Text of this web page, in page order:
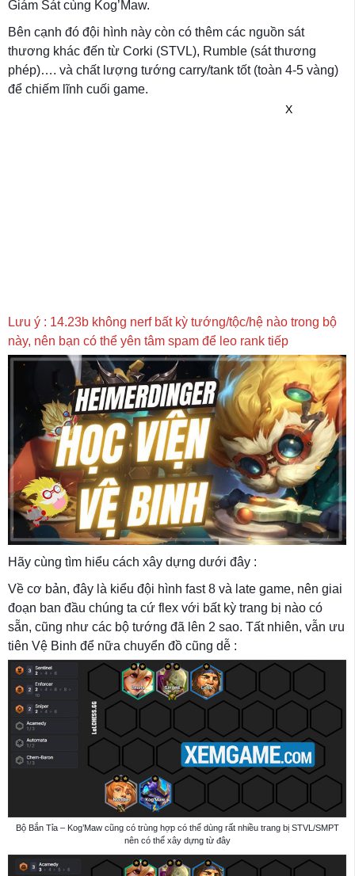
Giám Sát cùng Kog’Maw.
Bên cạnh đó đội hình này còn có thêm các nguồn sát
thương khác đến từ Corki (STVL), Rumble (sát thương
phép)…. và chất lượng tướng carry/tank tốt (toàn 4-5 vàng)
để chiếm lĩnh cuối game.
X
Lưu ý : 14.23b không nerf bất kỳ tướng/tộc/hệ nào trong bộ
này, nên bạn có thể yên tâm spam để leo rank tiếp
Hãy cùng tìm hiểu cách xây dựng dưới đây :
Về cơ bản, đây là kiểu đội hình fast 8 và late game, nên giai
đoạn ban đầu chúng ta cứ flex với bất kỳ trang bị nào có
sẵn, cũng như các bộ tướng đã lên 2 sao. Tất nhiên, vẫn ưu
tiên Vệ Binh để nữa chuyển đồ cũng dễ :
Bộ Bắn Tỉa – Kog’Maw cũng có trùng hợp có thể dùng rất nhiều trang bị STVL/SMPT
nên có thể xây dựng từ đây